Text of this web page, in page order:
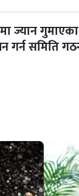
ज्यान
गर्न समिति